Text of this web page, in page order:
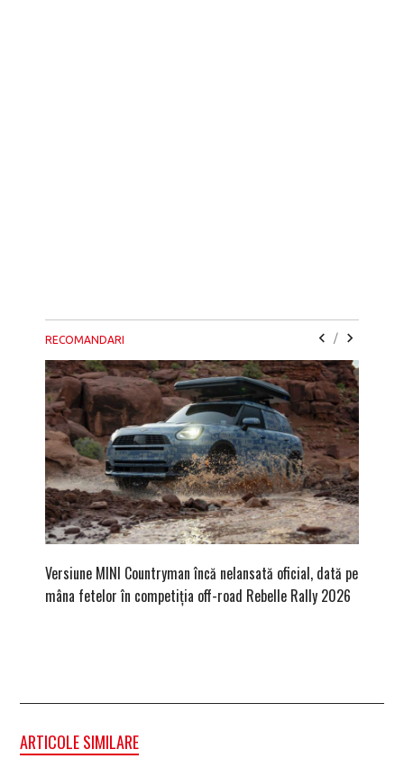
RECOMANDARI /
Versiune MINI Countryman încă nelansată oficial, dată pe
mâna fetelor în competiția off-road Rebelle Rally 2026
ARTICOLE SIMILARE